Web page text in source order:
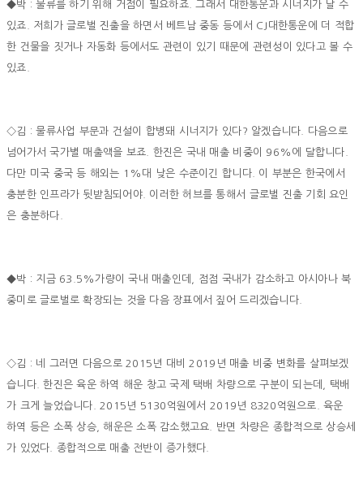
◆박 : 물류를 하기 위해 거점이 필요하죠. 그래서 대한통운과 시너지가 날 수
있죠. 저희가 글로벌 진출을 하면서 베트남 중동 등에서 CJ대한통운에 더 적합
한 건물을 짓거나 자동화 등에서도 관련이 있기 때문에 관련성이 있다고 볼 수
있죠.
◇김 : 물류사업 부문과 건설이 합병돼 시너지가 있다? 알겠습니다. 다음으로
넘어가서 국가별 매출액을 보죠. 한진은 국내 매출 비중이 96%에 달합니다.
다만 미국 중국 등 해외는 1%대 낮은 수준이긴 합니다. 이 부분은 한국에서
충분한 인프라가 뒷받침되어야. 이러한 허브를 통해서 글로벌 진출 기회 요인
은 충분하다.
◆박 : 지금 63.5%가량이 국내 매출인데, 점점 국내가 감소하고 아시아나 북
중미로 글로벌로 확장되는 것을 다음 장표에서 짚어 드리겠습니다.
◇김 : 네 그러면 다음으로 2015년 대비 2019년 매출 비중 변화를 살펴보겠
습니다. 한진은 육운 하역 해운 창고 국제 택배 차량으로 구분이 되는데, 택배
가 크게 늘었습니다. 2015년 5130억원에서 2019년 8320억원으로. 육운
하역 등은 소폭 상승, 해운은 소폭 감소했고요. 반면 차량은 종합적으로 상승세
가 있었다. 종합적으로 매출 전반이 증가했다.